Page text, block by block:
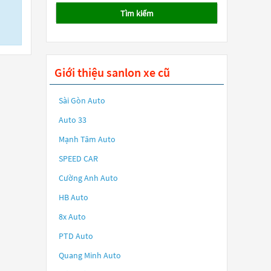
Tìm kiếm
Giới thiệu sanlon xe cũ
Sài Gòn Auto
Auto 33
Mạnh Tâm Auto
SPEED CAR
Cường Anh Auto
HB Auto
8x Auto
PTD Auto
Quang Minh Auto